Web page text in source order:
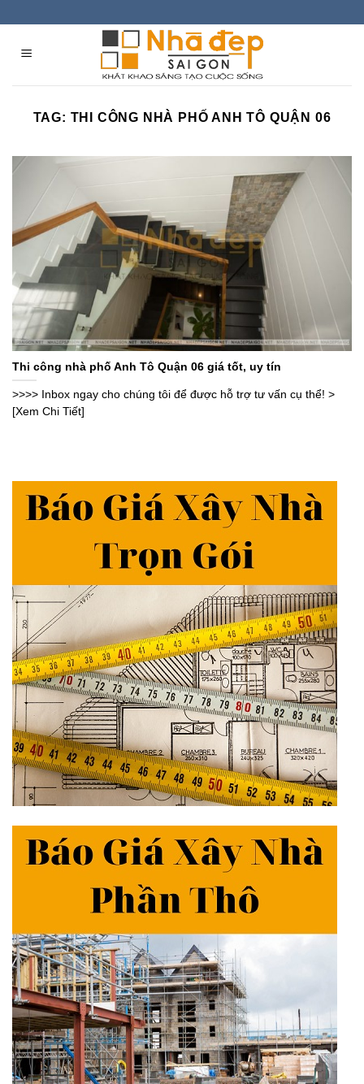
content
TAG: THI CÔNG NHÀ PHỐ ANH TÔ QUẬN 06
Thi công nhà phố Anh Tô Quận 06 giá tốt, uy tín
>>>> Inbox ngay cho chúng tôi để được hỗ trợ tư vấn cụ thể! >
[Xem Chi Tiết]